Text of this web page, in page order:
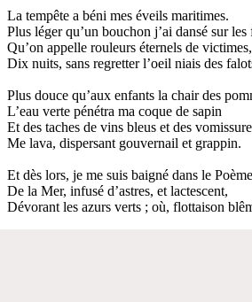
La tempête a béni mes éveils maritimes.
Plus léger qu’un bouchon j’ai dansé sur les
Qu’on appelle rouleurs éternels de victimes,
Dix nuits, sans regretter l’oeil niais des
Plus douce qu’aux enfants la chair des
L’eau verte pénétra ma coque de sapin
Et des taches de vins bleus et des
Me lava, dispersant gouvernail et grappin.
Et dès lors, je me suis baigné dans le Poème
De la Mer, infusé d’astres, et lactescent,
Dévorant les azurs verts ; où, flottaison